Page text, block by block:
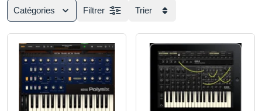
Catégories Filtrer Trier